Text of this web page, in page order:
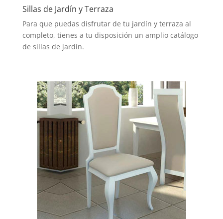
Sillas de Jardín y Terraza
Para que puedas disfrutar de tu jardín y terraza al
completo, tienes a tu disposición un amplio catálogo
de sillas de jardín.